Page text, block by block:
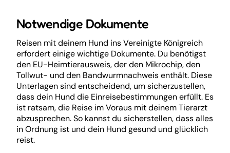
Notwendige Dokumente
Reisen mit deinem Hund ins Vereinigte Königreich
erfordert einige wichtige Dokumente. Du benötigst
den EU-Heimtierausweis, der den Mikrochip, den
Tollwut- und den Bandwurmnachweis enthält. Diese
Unterlagen sind entscheidend, um sicherzustellen,
dass dein Hund die Einreisebestimmungen erfüllt. Es
ist ratsam, die Reise im Voraus mit deinem Tierarzt
abzusprechen. So kannst du sicherstellen, dass alles
in Ordnung ist und dein Hund gesund und glücklich
reist.